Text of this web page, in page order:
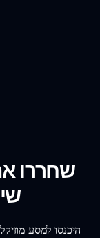
שחררו
היכנסו למסע